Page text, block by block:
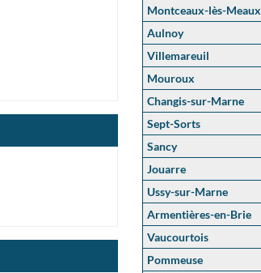
Montceaux-lès-Meaux
Aulnoy
Villemareuil
Mouroux
Changis-sur-Marne
Sept-Sorts
Sancy
Jouarre
Ussy-sur-Marne
Armentières-en-Brie
Vaucourtois
Pommeuse